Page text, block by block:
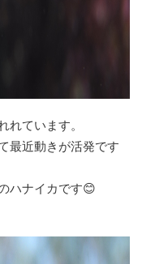
れています。
最近動きが活発です
ハナイカです😊